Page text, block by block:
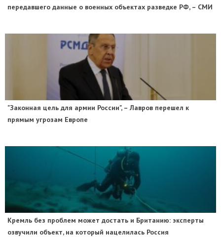
передавшего данные о военных объектах разведке РФ, – СМИ
"Законная цель для армии России", – Лавров перешел к
прямым угрозам Европе
​Кремль без проблем может достать и Британию: эксперты
озвучили объект, на который нацелилась Россия